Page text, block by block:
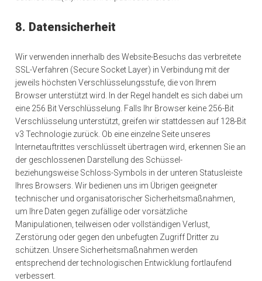
8. Datensicherheit
Wir verwenden innerhalb des Website-Besuchs das verbreitete
SSL-Verfahren (Secure Socket Layer) in Verbindung mit der
jeweils höchsten Verschlüsselungsstufe, die von Ihrem
Browser unterstützt wird. In der Regel handelt es sich dabei um
eine 256 Bit Verschlüsselung. Falls Ihr Browser keine 256-Bit
Verschlüsselung unterstützt, greifen wir stattdessen auf 128-Bit
v3 Technologie zurück. Ob eine einzelne Seite unseres
Internetauftrittes verschlüsselt übertragen wird, erkennen Sie an
der geschlossenen Darstellung des Schüssel-
beziehungsweise Schloss-Symbols in der unteren Statusleiste
Ihres Browsers. Wir bedienen uns im Übrigen geeigneter
technischer und organisatorischer Sicherheitsmaßnahmen,
um Ihre Daten gegen zufällige oder vorsätzliche
Manipulationen, teilweisen oder vollständigen Verlust,
Zerstörung oder gegen den unbefugten Zugriff Dritter zu
schützen. Unsere Sicherheitsmaßnahmen werden
entsprechend der technologischen Entwicklung fortlaufend
verbessert.